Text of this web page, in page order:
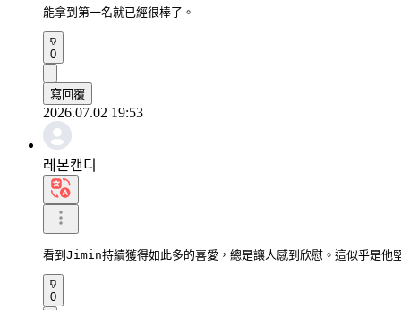
能拿到第一名就已經很棒了。
0
寫回覆
2026.07.02 19:53
레몬캔디
看到Jimin持續獲得如此多的喜愛，總是讓人感到欣慰。這似乎是他
0